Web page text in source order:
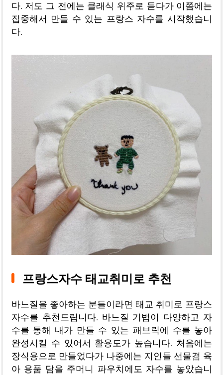
다. 저도 그 전에는 클래식 위주로 듣다가 이쯤에는
집중해서 만들 수 있는 프랑스 자수를 시작했습니
다.
프랑스자수 태교취미로 추천
바느질을 좋아하는 분들이라면 태교 취미로 프랑스
자수를 추천드립니다. 바느질 기법이 다양하고 자
수를 통해 내가 만들 수 있는 패브릭에 수를 놓아
완성시킬 수 있어서 활용도가 높습니다. 처음에는
장식용으로 만들었다가 나중에는 지인들 선물겸 육
아 용품 담을 주머니 파우치에도 자수를 놓았습니